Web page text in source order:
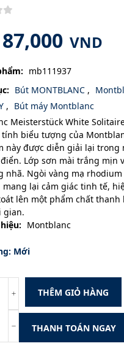
VND
mb111937
Bút MONTBLANC ,
, Bút máy Montblanc
Meisterstück White
tính biểu tượng của
này được diễn giải lại
Lớp sơn mài trắng mịn
nhã. Ngòi vàng mạ rhodium
lại cảm giác tinh tế,
lên một phẩm chất thanh
gian.
Montblanc
Mới
THÊM GIỎ HÀNG
THANH TOÁN NGAY